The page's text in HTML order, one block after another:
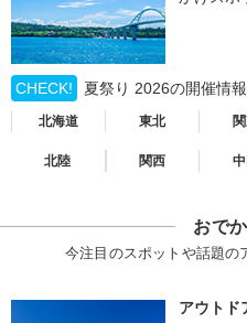
CHECK! 夏祭り 2026の開催情
北海道 東北
北陸 関西
おで
今注目のスポットや話題の
アウトド